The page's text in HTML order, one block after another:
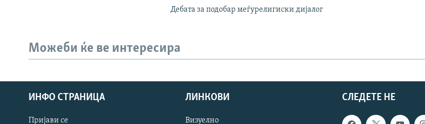
СЛЕДЕТЕ НЕ
Дебата за подобар меѓурелигиски дијалог
Можеби ќе ве интересира
СЛЕДЕТЕ НЕ
ИНФО СТРАНИЦА
Пријави се
ЛИНКОВИ
Визуелно